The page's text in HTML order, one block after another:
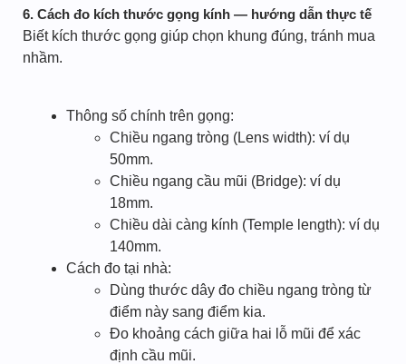
6. Cách đo kích thước gọng kính — hướng dẫn thực tế
Biết kích thước gọng giúp chọn khung đúng, tránh mua
nhầm.
Thông số chính trên gọng:
Chiều ngang tròng (Lens width): ví dụ
50mm.
Chiều ngang cầu mũi (Bridge): ví dụ
18mm.
Chiều dài càng kính (Temple length): ví dụ
140mm.
Cách đo tại nhà:
Dùng thước dây đo chiều ngang tròng từ
điểm này sang điểm kia.
Đo khoảng cách giữa hai lỗ mũi để xác
định cầu mũi.